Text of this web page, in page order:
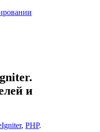
и
, PHP.